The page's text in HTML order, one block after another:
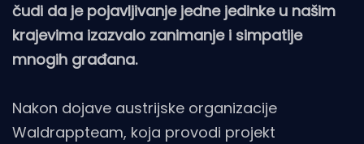
čudi da je pojavljivanje jedne jedinke u našim
krajevima izazvalo zanimanje i simpatije
mnogih građana.
Nakon dojave austrijske organizacije
Waldrappteam, koja provodi projekt